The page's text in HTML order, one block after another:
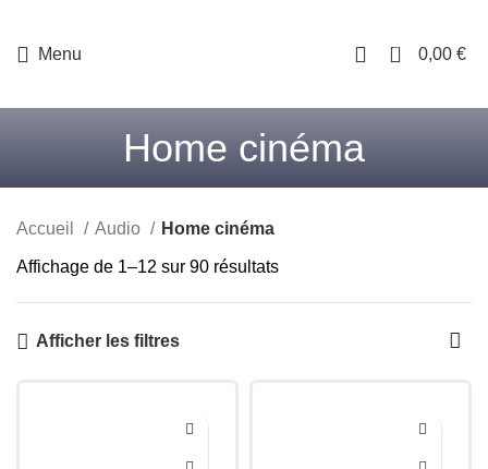
Menu 0 0,00 €
Home cinéma
Accueil Audio Home cinéma
Affichage de 1–12 sur 90 résultatsTrié
Afficher les filtres